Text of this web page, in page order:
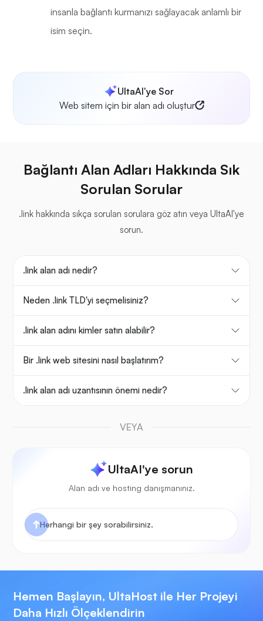
insanla bağlantı kurmanızı sağlayacak anlamlı bir
isim seçin.
UltaAI'ye Sor
Web sitem için bir alan adı oluştur
Bağlantı Alan Adları Hakkında Sık
Sorulan Sorular
.link hakkında sıkça sorulan sorulara göz atın veya UltaAI'ye
sorun.
.link alan adı nedir?
Neden .link TLD'yi seçmelisiniz?
.link alan adını kimler satın alabilir?
Bir .link web sitesini nasıl başlatırım?
.link alan adı uzantısının önemi nedir?
VEYA
UltaAI'ye sorun
Alan adı ve hosting danışmanınız.
Hemen Başlayın, UltaHost ile Her Projeyi
Daha Hızlı Ölçeklendirin